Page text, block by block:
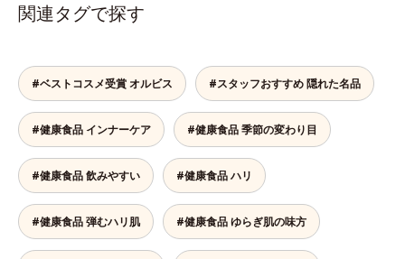
関連タグで探す
#ベストコスメ受賞 オルビス #スタッフおすすめ 隠れた名品
#健康食品 インナーケア #健康食品 季節の変わり目
#健康食品 飲みやすい #健康食品 ハリ
#健康食品 弾むハリ肌 #健康食品 ゆらぎ肌の味方